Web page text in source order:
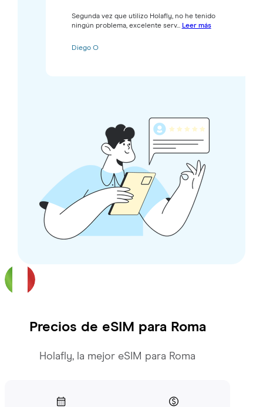
Segunda vez que utilizo Holafly, no he tenido
ningún problema, excelente serv... Leer más
Diego O
Precios de eSIM para Roma
Holafly, la mejor eSIM para Roma